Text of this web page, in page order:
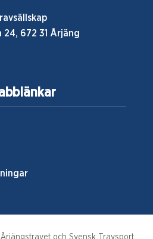
24, 672 31 Årjäng
och Svensk Travsport.